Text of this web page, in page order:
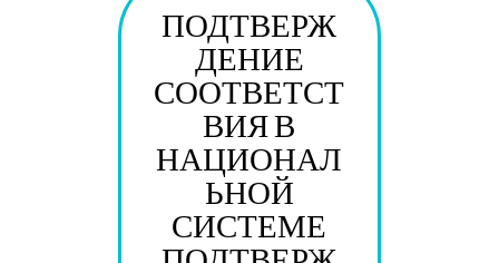
ПОДТВЕРЖ
ДЕНИЕ
СООТВЕТСТ
ВИЯ В
НАЦИОНАЛ
ЬНОЙ
СИСТЕМЕ